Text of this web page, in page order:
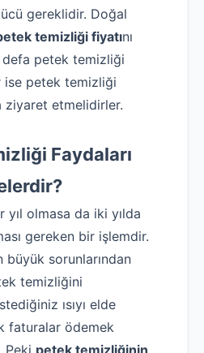
gereklidir. Doğal
temizliği fiyatını
petek temizliği
ise petek temizliği
ziyaret etmelidirler.
Faydaları
olmasa da iki yılda
gereken bir işlemdir.
büyük sorunlarından
temizliğini
ısıyı elde
faturalar ödemek
Peki petek temizliğinin